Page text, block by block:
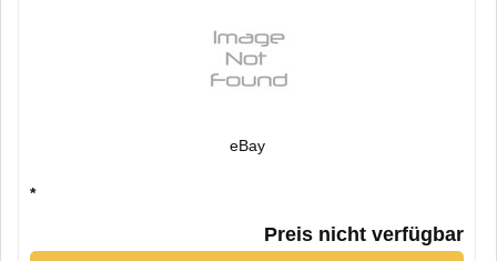
eBay
*
Preis nicht verfügbar